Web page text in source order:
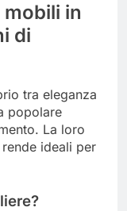
in
di
tra eleganza
popolare
La loro
ideali per